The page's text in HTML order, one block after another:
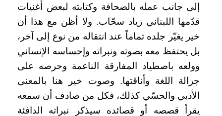
إلى جانب عمله بالصحافة وكتابته لبعض أغنيات
قدّمها اللبناني زياد سحّاب. ولا أظن مع هذا أن
خير يغيّر جلده تماماً عند انتقاله من نوع إلى آخر،
بل يحتفظ معه بصوته ونبراته وإحساسه الإنساني
وولعه باصطياد المفارقة الناعمة وحرصه على
جزالة اللغة وأناقتها. وصوت خير هنا بالمعنى
الأدبي والحسّي كذلك، فكل من صادف أن سمعه
يقرأ قصصه أو قصائده سيذكر نبراته الدافئة